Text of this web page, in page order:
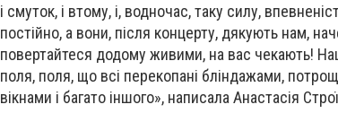
і смуток, і втому, і, водночас, таку силу,
постійно, а вони, після концерту, дякують нам,
повертайтеся додому живими, на вас чекають!
поля, поля, що всі перекопані бліндажами,
вікнами і багато іншого», написала Анастасія